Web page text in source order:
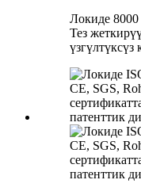
Локиде 8000
Тез
үзгүлтүксүз